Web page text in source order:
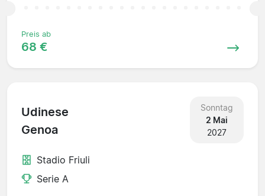
Preis ab
68 €
Udinese
Genoa
Sonntag
2 Mai
2027
Stadio Friuli
Serie A